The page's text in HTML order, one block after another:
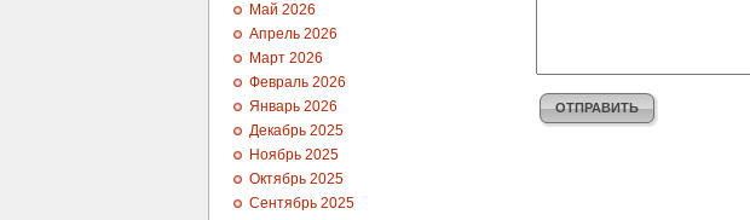
Май 2026
Апрель 2026
Март 2026
Февраль 2026
Январь 2026
Декабрь 2025
Ноябрь 2025
Октябрь 2025
Сентябрь 2025
ОТПРАВИТЬ